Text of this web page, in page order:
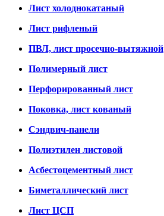
Лист холоднокатаный
Лист рифленый
ПВЛ, лист просечно-вытяжной
Полимерный лист
Перфорированный лист
Поковка, лист кованый
Сэндвич-панели
Полиэтилен листовой
Асбестоцементный лист
Биметаллический лист
Лист ЦСП